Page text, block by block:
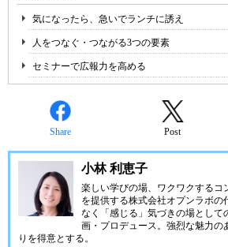
気になったら、急いでランチに誘え
人をつなぐ・つながる3つの要素
セミナーで広報力を高める
Share Post
小林 利恵子
楽しい学びの場、ワクワクするコ
を提供する株式会社オプンラボの
なく「感じる」気づきの場として
画・プロデュース。強烈な魅力の
りを得意とする。